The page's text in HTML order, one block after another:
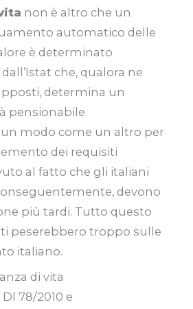
non è altro che un
automatico delle
è determinato
che, qualora ne
determina un
pensionabile.
un modo come un altro per
dei requisiti
al fatto che gli italiani
devono
più tardi. Tutto questo
peserebbero troppo sulle
italiano.
di vita
78/2010 e